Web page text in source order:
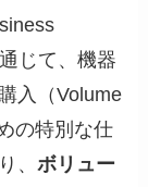
じて、機器
入（Volume
の特別な仕
、ボリュー